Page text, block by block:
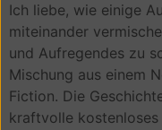
Ich liebe, wie einige
miteinander
und Aufregendes zu
Mischung aus einem
Fiction. Die
kraftvolle